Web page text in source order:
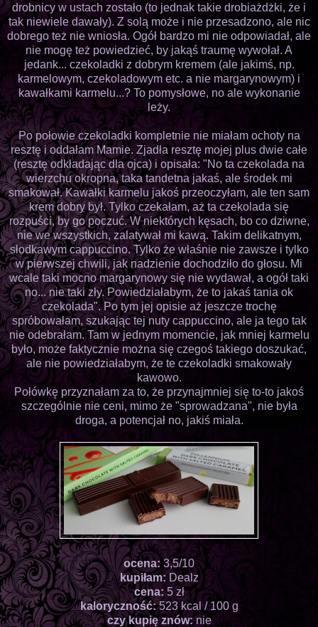
drobnicy w ustach zostało (to jednak takie drobiażdżki, że i
tak niewiele dawały). Z solą może i nie przesadzono, ale nic
dobrego też nie wniosła. Ogół bardzo mi nie odpowiadał, ale
nie mogę też powiedzieć, by jakąś traumę wywołał. A
jedank... czekoladki z dobrym kremem (ale jakimś, np.
karmelowym, czekoladowym etc. a nie margarynowym) i
kawałkami karmelu...? To pomysłowe, no ale wykonanie
leży.
Po połowie czekoladki kompletnie nie miałam ochoty na
resztę i oddałam Mamie. Zjadła resztę mojej plus dwie całe
(resztę odkładając dla ojca) i opisała: "No ta czekolada na
wierzchu okropna, taka tandetna jakaś, ale środek mi
smakował. Kawałki karmelu jakoś przeoczyłam, ale ten sam
krem dobry był. Tylko czekałam, aż ta czekolada się
rozpuści, by go poczuć. W niektórych kęsach, bo co dziwne,
nie we wszystkich, zalatywał mi kawą. Takim delikatnym,
słodkawym cappuccino. Tylko że właśnie nie zawsze i tylko
w pierwszej chwili, jak nadzienie dochodziło do głosu. Mi
wcale taki mocno margarynowy się nie wydawał, a ogół taki
no... nie taki zły. Powiedziałabym, że to jakaś tania ok
czekolada". Po tym jej opisie aż jeszcze trochę
spróbowałam, szukając tej nuty cappuccino, ale ja tego tak
nie odebrałam. Tam w jednym momencie, jak mniej karmelu
było, może faktycznie można się czegoś takiego doszukać,
ale nie powiedziałabym, że te czekoladki smakowały
kawowo.
Połówkę przyznałam za to, że przynajmniej się to-to jakoś
szczególnie nie ceni, mimo że "sprowadzana", nie była
droga, a potencjał no, jakiś miała.
ocena: 3,5/10
kupiłam: Dealz
cena:5 zł
kaloryczność:523 kcal / 100 g
czy kupię znów:nie